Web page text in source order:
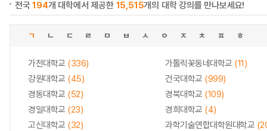
전국194개 대학에서 제공한 15,515개의 대학 강의를 만나보세요!
ㄱ ㄴ ㄷ ㄹ ㅁ ㅂ ㅅ ㅇ ㅈ ㅊ ㅍ ㅎ
가천대학교 (336) 가톨릭꽃동네대학교 (11)
강원대학교 (45) 건국대학교 (999)
경동대학교 (52) 경북대학교 (109)
경일대학교 (23) 경희대학교 (4)
고신대학교 (32) 과학기술연합대학원대학교